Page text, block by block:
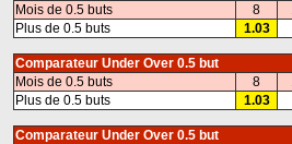
Mois de 0.5 buts
8
Plus de 0.5 buts
1.03
Comparateur Under Over 0.5 but
Mois de 0.5 buts
8
Plus de 0.5 buts
1.03
Comparateur Under Over 0.5 but